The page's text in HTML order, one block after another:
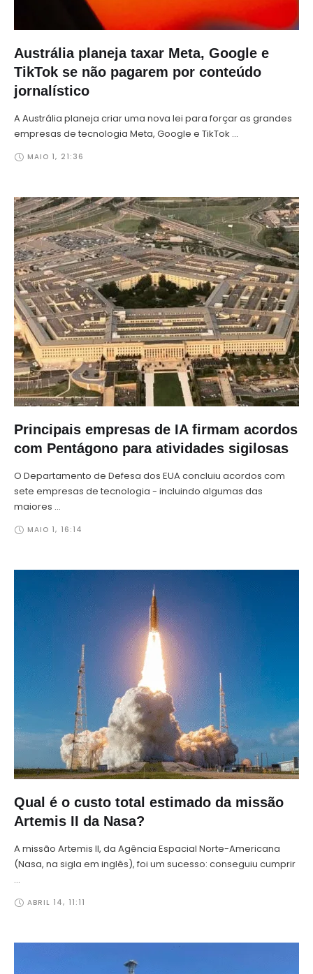
Austrália planeja taxar Meta, Google e
TikTok se não pagarem por conteúdo
jornalístico
A Austrália planeja criar uma nova lei para forçar as grandes
empresas de tecnologia Meta, Google e TikTok …
MAIO 1, 21:36
Principais empresas de IA firmam acordos
com Pentágono para atividades sigilosas
O Departamento de Defesa dos EUA concluiu acordos com
sete empresas de tecnologia - incluindo algumas das
maiores …
MAIO 1, 16:14
Qual é o custo total estimado da missão
Artemis II da Nasa?
A missão Artemis II, da Agência Espacial Norte-Americana
(Nasa, na sigla em inglês), foi um sucesso: conseguiu cumprir
…
ABRIL 14, 11:11